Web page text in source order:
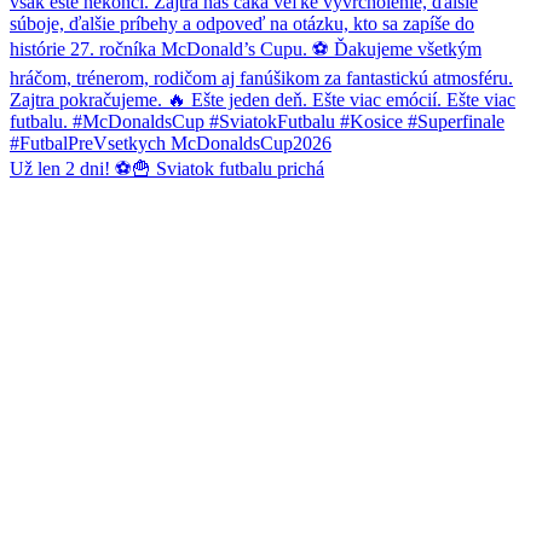
Už len 2 dni! ⚽️🍟 Sviatok futbalu prichá